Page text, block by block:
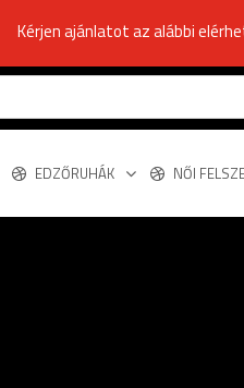
Kérjen ajánlatot az alábbi
EDZŐRUHÁK NŐI